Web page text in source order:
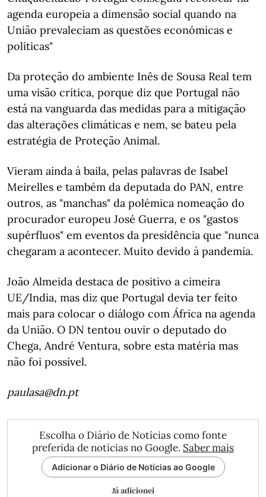
agenda europeia a dimensão social quando na
União prevaleciam as questões económicas e
políticas"
Da proteção do ambiente Inês de Sousa Real tem
uma visão crítica, porque diz que Portugal não
está na vanguarda das medidas para a mitigação
das alterações climáticas e nem, se bateu pela
estratégia de Proteção Animal.
Vieram ainda à baila, pelas palavras de Isabel
Meirelles e também da deputada do PAN, entre
outros, as "manchas" da polémica nomeação do
procurador europeu José Guerra, e os "gastos
supérfluos" em eventos da presidência que "nunca
chegaram a acontecer. Muito devido à pandemia.
João Almeida destaca de positivo a cimeira
UE/India, mas diz que Portugal devia ter feito
mais para colocar o diálogo com África na agenda
da União. O DN tentou ouvir o deputado do
Chega, André Ventura, sobre esta matéria mas
não foi possível.
paulasa@dn.pt
Escolha o Diário de Notícias como fonte
preferida de notícias no Google. Saber mais
Adicionar o Diário de Notícias ao Google
Já adicionei